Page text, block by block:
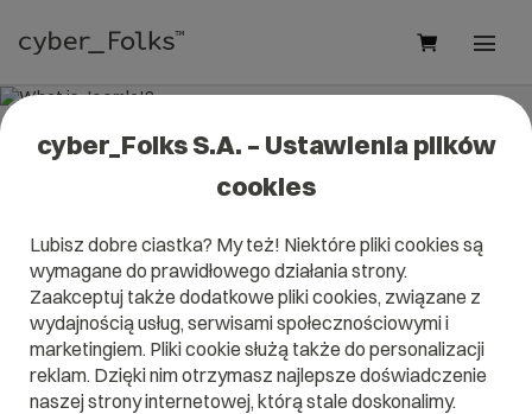
What is Joomla!?
It will help you better understand what exactly it isJoomla!
and what is the meaning to you in everyday use.
A B C D E F G H
I
cyber_Folks S.A. – Ustawienia plików
cookies
Lubisz dobre ciastka? My też! Niektóre pliki cookies są
wymagane do prawidłowego działania strony.
Zaakceptuj także dodatkowe pliki cookies, związane z
wydajnością usług, serwisami społecznościowymi i
marketingiem. Pliki cookie służą także do personalizacji
reklam. Dzięki nim otrzymasz najlepsze doświadczenie
naszej strony internetowej, którą stale doskonalimy.